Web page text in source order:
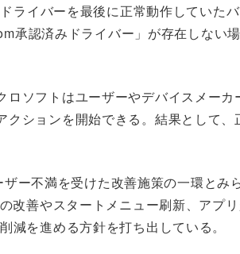
ライバーを最後に正常動作していた
承認済みドライバー」が存在しない
ソフトはユーザーやデバイスメー
クションを開始できる。結果として
ー不満を受けた改善施策の一環とみ
改善やスタートメニュー刷新、アプ
減を進める方針を打ち出している。